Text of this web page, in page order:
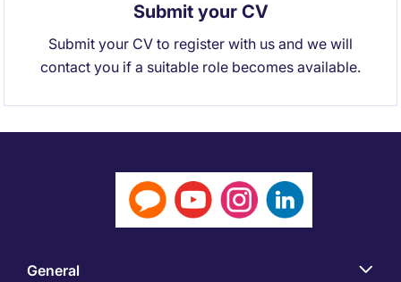
Submit your CV
Submit your CV to register with us and we will
contact you if a suitable role becomes available.
General